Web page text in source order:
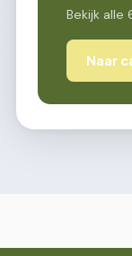
Bekijk alle
Naar